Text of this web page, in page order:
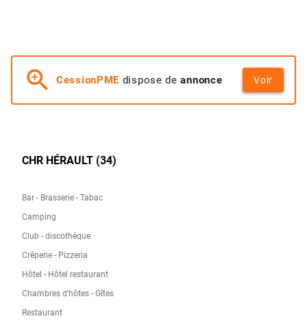
zoom_in CessionPME dispose deannonce Voir
CHR HÉRAULT (34)
Bar - Brasserie - Tabac
Camping
Club - discothèque
Crêperie - Pizzeria
Hôtel - Hôtel restaurant
Chambres d'hôtes - Gîtes
Restaurant